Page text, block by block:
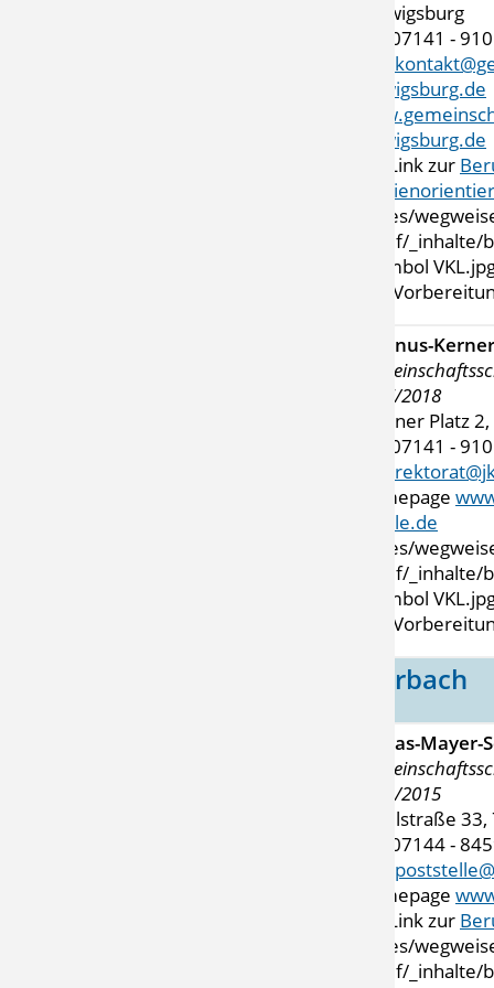
Ludwigsburg
Tel. 07141 -
ludwigsburg.de
ludwigsburg.de
mit Link zur
VKL-
Justinus-
2017/2018
Berliner Platz
Tel. 07141 -
Homepage
schule.de
VKL-
Marbach
Tobias-Mayer-
2014/2015
Schulstraße
Tel. 07144 -
Homepage
mit Link zur